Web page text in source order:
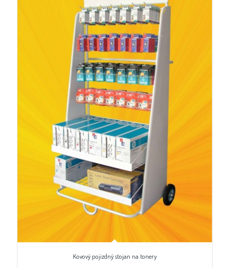
Kovový pojizdný stojan na tonery